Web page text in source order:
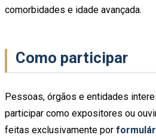
comorbidades e idade avançada.
Como participar
Pessoas, órgãos e entidades
participar como expositores ou
feitas exclusivamente por